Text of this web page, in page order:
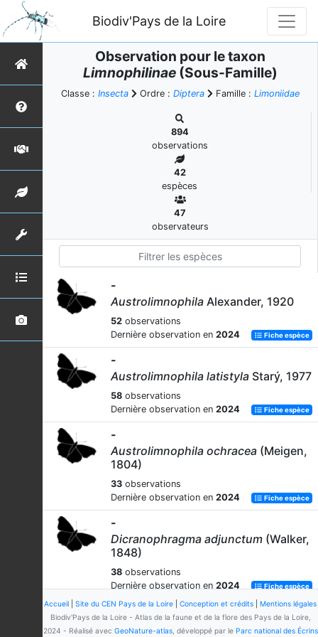
Biodiv'Pays de la Loire
Observation pour le taxon
Limnophilinae(Sous-Famille)
Classe : Insecta Ordre : Diptera Famille : Limoniidae
894
observations
42
espèces
47
observateurs
-
Austrolimnophila Alexander, 1920
52 observations
Dernière observation en 2024 Fiche espèce
-
Austrolimnophila latistyla Starý, 1977
58 observations
Dernière observation en 2024 Fiche espèce
-
Austrolimnophila ochracea (Meigen,
1804)
33 observations
Dernière observation en 2024 Fiche espèce
-
Dicranophragma adjunctum (Walker,
1848)
38 observations
Dernière observation en 2024 Fiche espèce
-
DicranophragmaOsten Sacken,
Accueil Site du CEN Pays de la Loire Conception et crédits
Mentions légales
Biodiv'Pays de la Loire - Atlas de la faune et de la flore des Pays de la Loire,
2024 - Réalisé avec GeoNature-atlas, développé par le Parc national des Écrins